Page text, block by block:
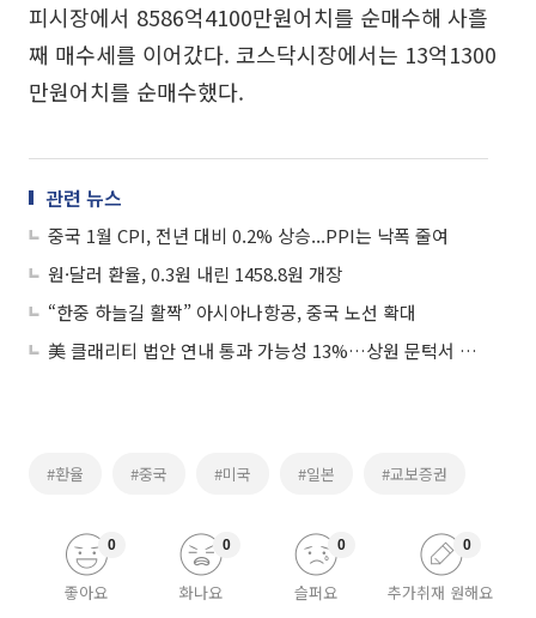
피시장에서 8586억4100만원어치를 순매수해 사흘
째 매수세를 이어갔다. 코스닥시장에서는 13억1300
만원어치를 순매수했다.
관련 뉴스
중국 1월 CPI, 전년 대비 0.2% 상승...PPI는 낙폭 줄여
원·달러 환율, 0.3원 내린 1458.8원 개장
“한중 하늘길 활짝” 아시아나항공, 중국 노선 확대
美 클래리티 법안 연내 통과 가능성 13%…상원 문턱서 제동
#환율 #중국 #미국 #일본 #교보증권
좋아요
0
화나요
0
슬퍼요
0
추가취재 원해요
0